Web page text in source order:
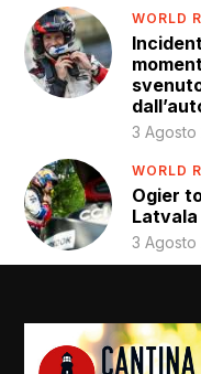
WORLD
3 Agosto
WORLD
Ogier
Latvala
3 Agosto